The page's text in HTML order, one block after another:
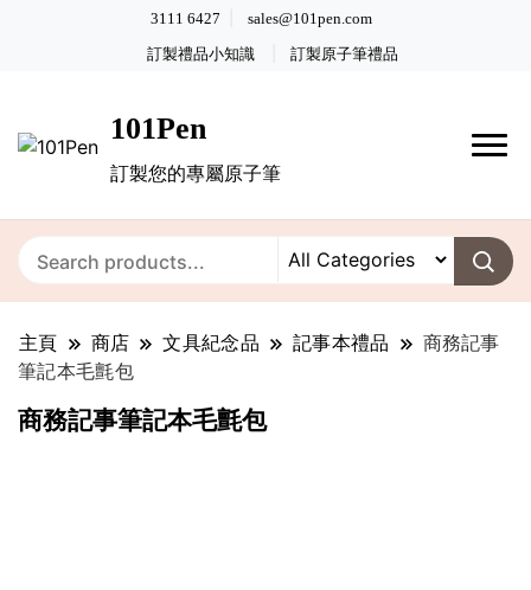
3111 6427 sales@101pen.com
訂製禮品小知識 訂製原子筆禮品
101Pen
訂製您的專屬原子筆
主頁 商店 文具紀念品 記事本禮品
商務記事
筆記本毛氈包
商務記事筆記本毛氈包